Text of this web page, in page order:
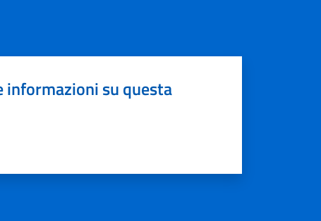
informazioni su questa